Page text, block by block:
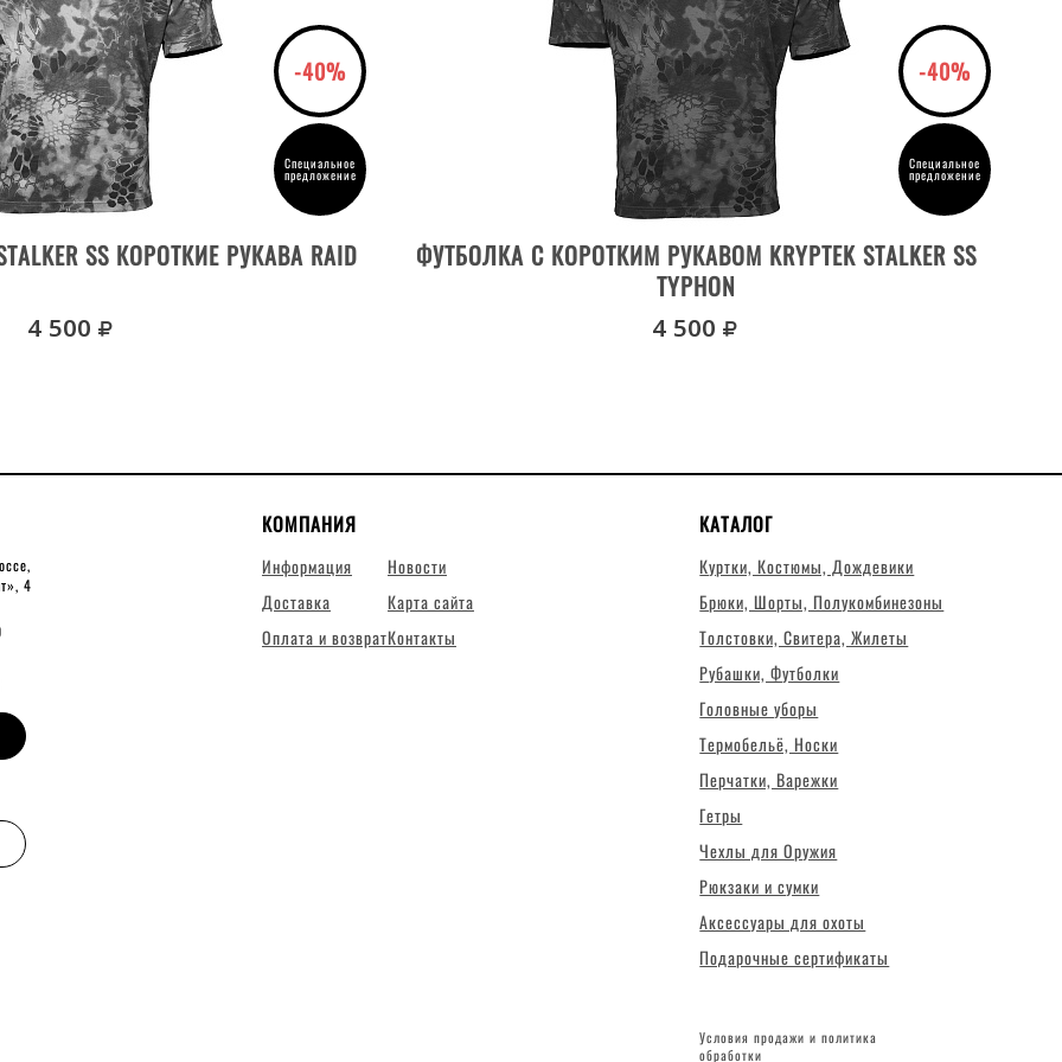
-40%
Специальное
предложение
SS КОРОТКИЕ РУКАВА RAID
4 500
-40%
Специальное
предложение
ФУТБОЛКА С КОРОТКИМ РУКАВОМ KRYPTEK STALKER SS
TYPHON
4 500
4
КОМПАНИЯ
Информация
Доставка
Оплата и возврат
Новости
Карта сайта
Контакты
КАТАЛОГ
Куртки, Костюмы, Дождевики
Брюки, Шорты, Полукомбинезоны
Толстовки, Свитера, Жилеты
Рубашки, Футболки
Головные уборы
Термобельё, Носки
Перчатки, Варежки
Гетры
Чехлы для Оружия
Рюкзаки и сумки
Аксессуары для охоты
Подарочные сертификаты
Условия продажи и политика
обработки